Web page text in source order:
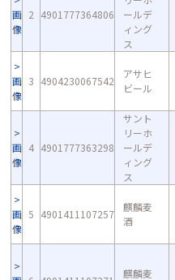
画
像
2 4901777364806
ールデ
ィング
ス
画
像
3 4904230067542
アサヒ
ビール
画
像
4 4901777363298
サント
リーホ
ールデ
ィング
ス
画
像
5 4901411107257
麒麟麦
酒
麒麟麦